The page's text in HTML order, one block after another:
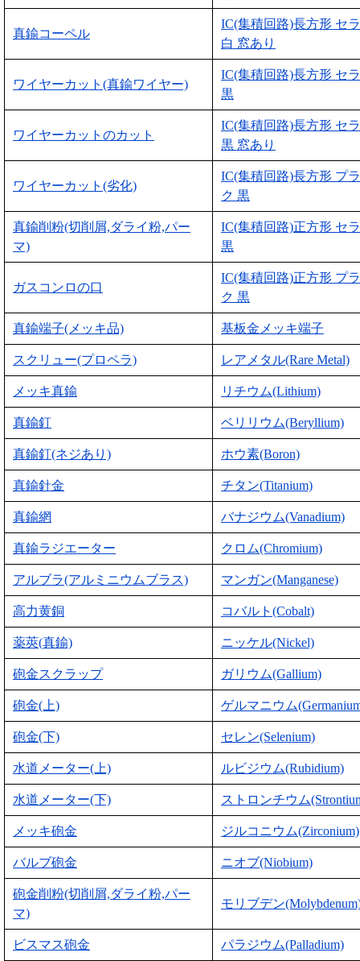
真鍮コーペル
IC(集積回路)長方形 セ
白 窓あり
ワイヤーカット(真鍮ワイヤー)
IC(集積回路)長方形 セ
黒
ワイヤーカットのカット
IC(集積回路)長方形 セ
黒 窓あり
ワイヤーカット(劣化)
IC(集積回路)長方形 プ
ク 黒
真鍮削粉(切削屑,ダライ粉,パー
マ)
IC(集積回路)正方形 セ
黒
ガスコンロの口
IC(集積回路)正方形 プ
ク 黒
真鍮端子(メッキ品) 基板金メッキ端子
スクリュー(プロペラ) レアメタル(Rare Metal)
メッキ真鍮 リチウム(Lithium)
真鍮釘 ベリリウム(Beryllium)
真鍮釘(ネジあり) ホウ素(Boron)
真鍮針金 チタン(Titanium)
真鍮網 バナジウム(Vanadium)
真鍮ラジエーター クロム(Chromium)
アルブラ(アルミニウムブラス) マンガン(Manganese)
高力黄銅 コバルト(Cobalt)
薬莢(真鍮) ニッケル(Nickel)
砲金スクラップ ガリウム(Gallium)
砲金(上) ゲルマニウム
砲金(下) セレン(Selenium)
水道メーター(上) ルビジウム(Rubidium)
水道メーター(下) ストロンチウム
メッキ砲金 ジルコニウム(Zirconium)
バルブ砲金 ニオブ(Niobium)
砲金削粉(切削屑,ダライ粉,パー
マ)
モリブデン
ビスマス砲金 パラジウム(Palladium)